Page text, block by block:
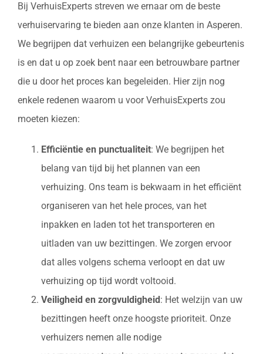
Bij VerhuisExperts streven we ernaar om de beste
verhuiservaring te bieden aan onze klanten in Asperen.
We begrijpen dat verhuizen een belangrijke gebeurtenis
is en dat u op zoek bent naar een betrouwbare partner
die u door het proces kan begeleiden. Hier zijn nog
enkele redenen waarom u voor VerhuisExperts zou
moeten kiezen:
Efficiëntie en punctualiteit: We begrijpen het
belang van tijd bij het plannen van een
verhuizing. Ons team is bekwaam in het efficiënt
organiseren van het hele proces, van het
inpakken en laden tot het transporteren en
uitladen van uw bezittingen. We zorgen ervoor
dat alles volgens schema verloopt en dat uw
verhuizing op tijd wordt voltooid.
Veiligheid en zorgvuldigheid : Het welzijn van uw
bezittingen heeft onze hoogste prioriteit. Onze
verhuizers nemen alle nodige